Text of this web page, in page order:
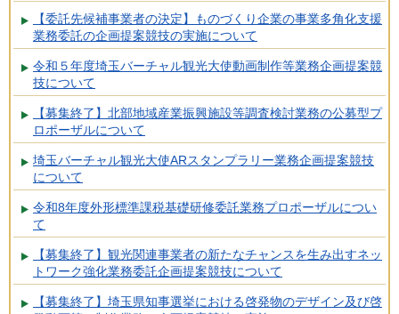
【委託先候補事業者の決定】ものづくり企業の事業多角化支援
業務委託の企画提案競技の実施について
令和５年度埼玉バーチャル観光大使動画制作等業務企画提案競
技について
【募集終了】北部地域産業振興施設等調査検討業務の公募型プ
ロポーザルについて
埼玉バーチャル観光大使ARスタンプラリー業務企画提案競技
について
令和8年度外形標準課税基礎研修委託業務プロポーザルについ
て
【募集終了】観光関連事業者の新たなチャンスを生み出すネッ
トワーク強化業務委託企画提案競技について
【募集終了】埼玉県知事選挙における啓発物のデザイン及び啓